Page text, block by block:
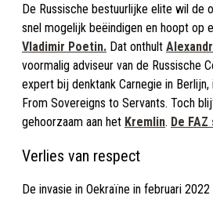
De Russische bestuurlijke elite wil de
snel mogelijk beëindigen en hoopt op
Vladimir Poetin. Dat onthult
voormalig adviseur van de Russische
expert bij denktank Carnegie in Berlijn,
From Sovereigns to Servants. Toch
gehoorzaam aan het Kremlin. De
Verlies van respect
De invasie in Oekraïne in februari